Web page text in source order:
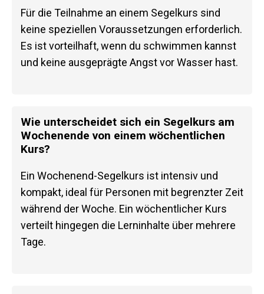
Für die Teilnahme an einem Segelkurs sind
keine speziellen Voraussetzungen erforderlich.
Es ist vorteilhaft, wenn du schwimmen kannst
und keine ausgeprägte Angst vor Wasser hast.
Wie unterscheidet sich ein Segelkurs am
Wochenende von einem wöchentlichen
Kurs?
Ein Wochenend-Segelkurs ist intensiv und
kompakt, ideal für Personen mit begrenzter Zeit
während der Woche. Ein wöchentlicher Kurs
verteilt hingegen die Lerninhalte über mehrere
Tage.